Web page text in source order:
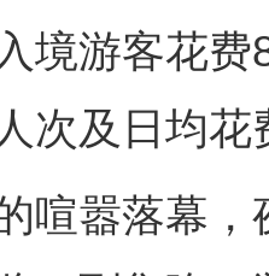
境游客花
次及日均
嚣落幕，